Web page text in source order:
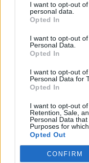
I want to opt-out
personal data.
Opted In
I want to opt-out
Personal Data.
Opted In
I want to opt-out
Personal Data for
Opted In
I want to opt-out
Retention, Sale,
Personal Data
Purposes for
Opted Out
CONFIRM
Deseu el meu nom,
aquest navegador per
Captcha10 * 3 = ?
characters
CAPTCHA
ÚLTIMES NOTÍCIES